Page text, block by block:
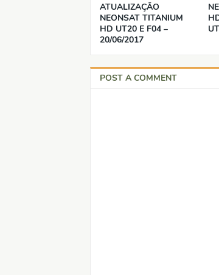
ATUALIZAÇÃO
NEONSAT TITANIUM
HD UT20 E F04 –
20/06/2017
POST A COMMENT